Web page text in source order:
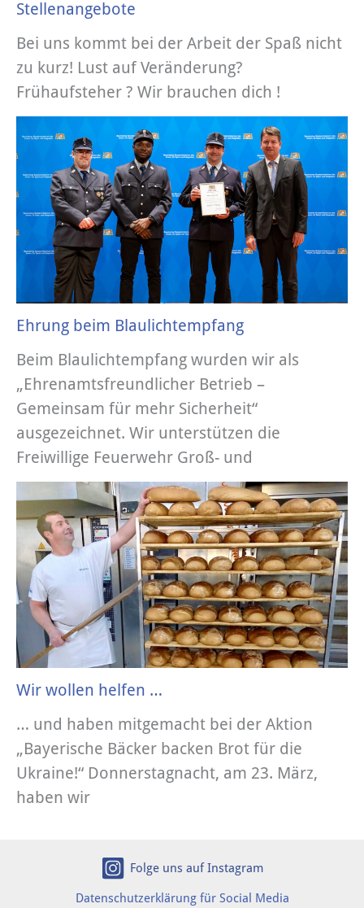
Stellenangebote
Bei uns kommt bei der Arbeit der Spaß nicht
zu kurz! Lust auf Veränderung?
Frühaufsteher ? Wir brauchen dich !
Ehrung beim Blaulichtempfang
Beim Blaulichtempfang wurden wir als
„Ehrenamtsfreundlicher Betrieb –
Gemeinsam für mehr Sicherheit“
ausgezeichnet. Wir unterstützen die
Freiwillige Feuerwehr Groß- und
Wir wollen helfen …
… und haben mitgemacht bei der Aktion
„Bayerische Bäcker backen Brot für die
Ukraine!“ Donnerstagnacht, am 23. März,
haben wir
Folge uns auf Instagram
Datenschutzerklärung für Social Media